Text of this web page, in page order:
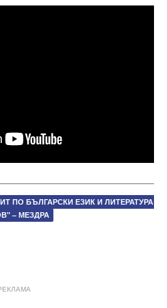
ПО БЪЛГАРСКИ ЕЗИК И ЛИТЕРАТУРА
– МЕЗДРА